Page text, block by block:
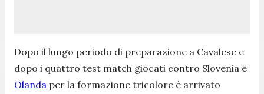
Dopo il lungo periodo di preparazione a Cavalese e
dopo i quattro test match giocati contro Slovenia e
Olanda per la formazione tricolore è arrivato